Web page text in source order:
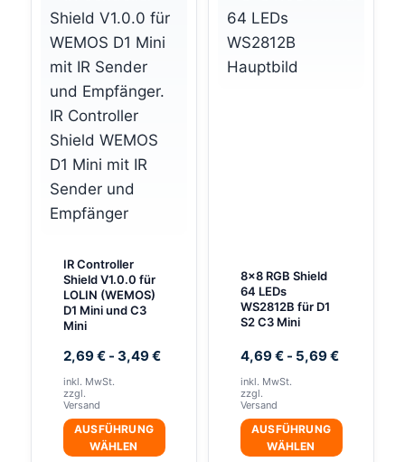
IR Controller
Shield V1.0.0 für
LOLIN (WEMOS)
D1 Mini und C3
Mini
2,69€- 3,49€
inkl. MwSt.
zzgl.
Versand
AUSFÜHRUNG
WÄHLEN
8×8 RGB Shield
64 LEDs
WS2812B für D1
S2 C3 Mini
4,69€- 5,69€
inkl. MwSt.
zzgl.
Versand
AUSFÜHRUNG
WÄHLEN